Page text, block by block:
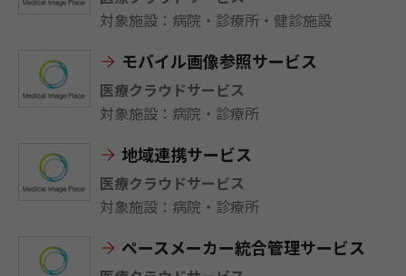
対象施設：病院・診療所・健診施設
モバイル画像参照サービス
医療クラウドサービス
対象施設：病院・診療所
地域連携サービス
医療クラウドサービス
対象施設：病院・診療所
ペースメーカー統合管理サービス